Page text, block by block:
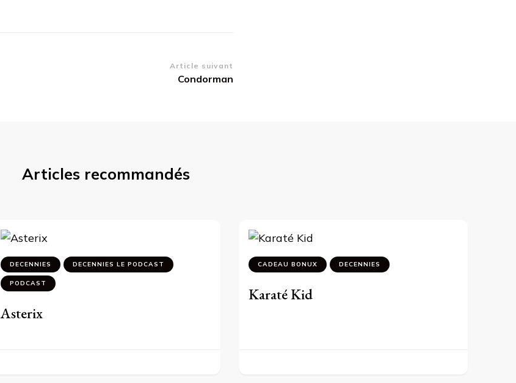
Article suivant
Condorman
Articles recommandés
DECENNIES DECENNIES LE PODCAST
PODCAST
Asterix
CADEAU BONUX DECENNIES
Karaté Kid